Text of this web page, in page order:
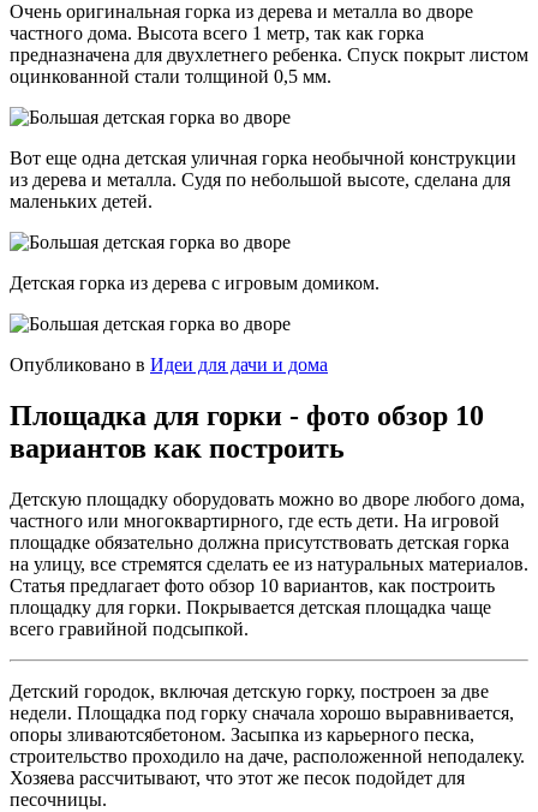
Очень оригинальная горка из дерева и металла во дворе
частного дома. Высота всего 1 метр, так как горка
предназначена для двухлетнего ребенка. Спуск покрыт листом
оцинкованной стали толщиной 0,5 мм.
Вот еще одна детская уличная горка необычной конструкции
из дерева и металла. Судя по небольшой высоте, сделана для
маленьких детей.
Детская горка из дерева с игровым домиком.
Опубликовано в Идеи для дачи и дома
Площадка для горки - фото обзор 10
вариантов как построить
Детскую площадку оборудовать можно во дворе любого дома,
частного или многоквартирного, где есть дети. На игровой
площадке обязательно должна присутствовать детская горка
на улицу, все стремятся сделать ее из натуральных материалов.
Статья предлагает фото обзор 10 вариантов, как построить
площадку для горки. Покрывается детская площадка чаще
всего гравийной подсыпкой.
Детский городок, включая детскую горку, построен за две
недели. Площадка под горку сначала хорошо выравнивается,
опоры зливаютсябетоном. Засыпка из карьерного песка,
строительство проходило на даче, расположенной неподалеку.
Хозяева рассчитывают, что этот же песок подойдет для
песочницы.